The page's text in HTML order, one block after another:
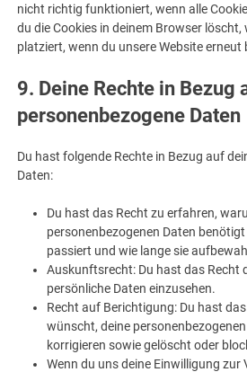
nicht richtig funktioniert, wenn alle
du die Cookies in deinem Browser löscht,
platziert, wenn du unsere Website erneut
9. Deine Rechte in Bezug
personenbezogene Daten
Du hast folgende Rechte in Bezug auf
Daten:
Du hast das Recht zu erfahren,
personenbezogenen Daten
passiert und wie lange sie
Auskunftsrecht: Du hast das Recht
persönliche Daten einzusehen.
Recht auf Berichtigung: Du hast
wünscht, deine
korrigieren sowie gelöscht oder
Wenn du uns deine Einwilligung zur